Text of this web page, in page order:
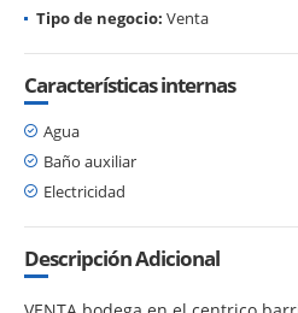
Tipo de negocio: Venta
Características internas
Agua
Baño auxiliar
Electricidad
Descripción Adicional